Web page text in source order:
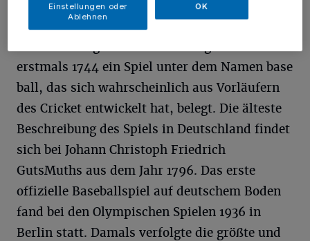
A
uswanderer brachten das Spiel in die
erstmals 1744 ein Spiel unter dem Namen base
ball, das sich wahrscheinlich aus Vorläufern
des Cricket entwickelt hat, belegt. Die älteste
Beschreibung des Spiels in Deutschland findet
sich bei Johann Christoph Friedrich
GutsMuths aus dem Jahr 1796. Das erste
offizielle Baseballspiel auf deutschem Boden
fand bei den Olympischen Spielen 1936 in
Berlin statt. Damals verfolgte die größte und
Einstellungen oder
Ablehnen
OK